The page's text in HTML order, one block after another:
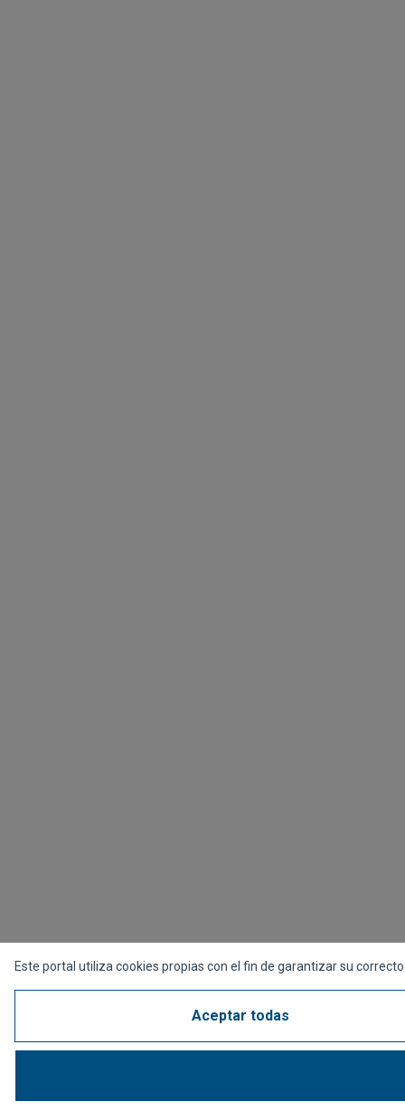
Este portal utiliza cookies propias con el fin de garantizar su
Aceptar todas